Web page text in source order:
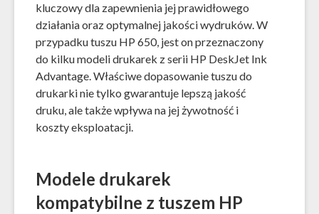
kluczowy dla zapewnienia jej prawidłowego
działania oraz optymalnej jakości wydruków. W
przypadku tuszu HP 650, jest on przeznaczony
do kilku modeli drukarek z serii HP DeskJet Ink
Advantage. Właściwe dopasowanie tuszu do
drukarki nie tylko gwarantuje lepszą jakość
druku, ale także wpływa na jej żywotność i
koszty eksploatacji.
Modele drukarek
kompatybilne z tuszem HP